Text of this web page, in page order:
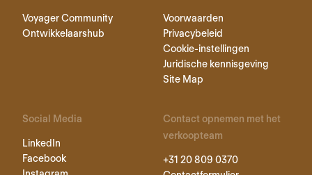
Voyager Community
Ontwikkelaarshub
Voorwaarden
Privacybeleid
Cookie-instellingen
Juridische kennisgeving
Site Map
Social Media
LinkedIn
Facebook
Contact opnemen met het
verkoopteam
+31 20 809 0370